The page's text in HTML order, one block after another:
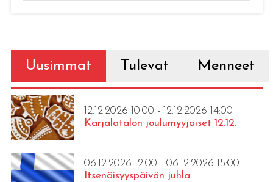
Uusimmat Tulevat Menneet
12.12.2026 10:00 - 12.12.2026 14:00
Karjalatalon joulumyyjäiset 12.12.
06.12.2026 12:00 - 06.12.2026 15:00
Itsenäisyyspäivän juhla